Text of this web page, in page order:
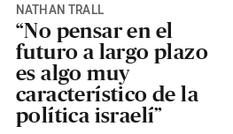
NATHAN TRALL
“No pensar en el
futuro a largo plazo
es algo muy
característico de la
política israelí”